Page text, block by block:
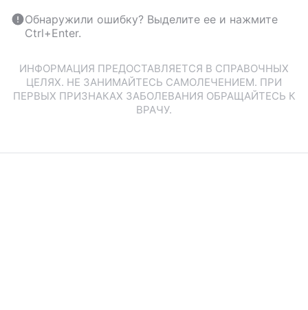
Обнаружили ошибку? Выделите ее и нажмите
Ctrl+Enter.
ИНФОРМАЦИЯ ПРЕДОСТАВЛЯЕТСЯ В СПРАВОЧНЫХ
ЦЕЛЯХ. НЕ ЗАНИМАЙТЕСЬ САМОЛЕЧЕНИЕМ. ПРИ
ПЕРВЫХ ПРИЗНАКАХ ЗАБОЛЕВАНИЯ ОБРАЩАЙТЕСЬ К
ВРАЧУ.